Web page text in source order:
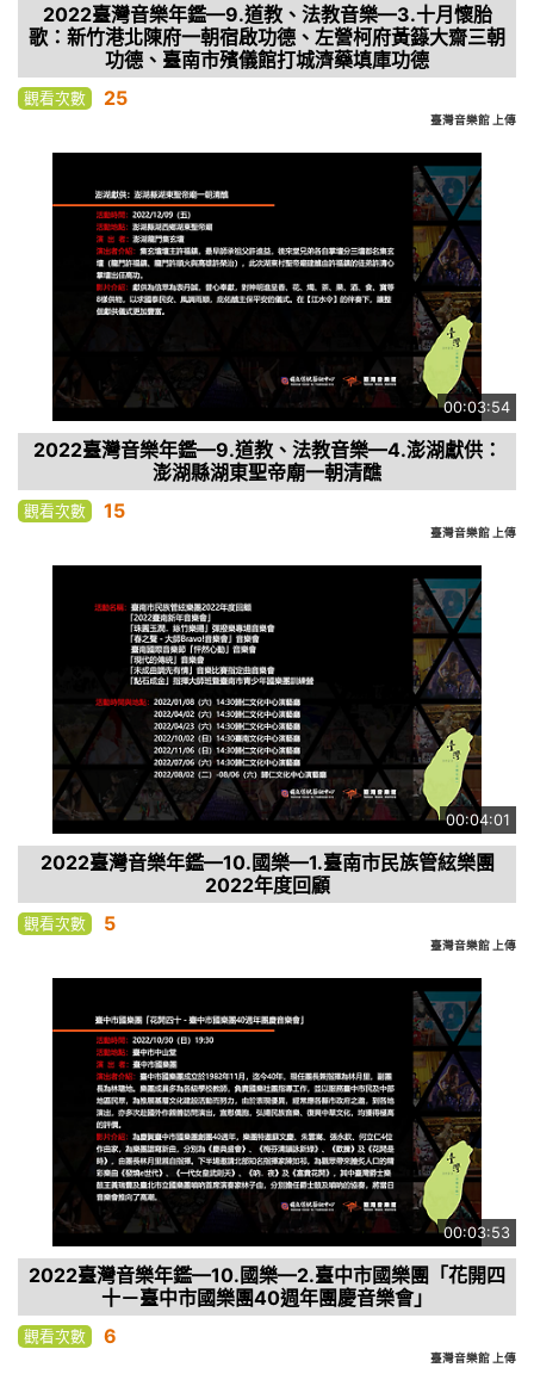
2022臺灣音樂年鑑—9.道教、法教音樂—3.十月懷胎
歌：新竹港北陳府一朝宿啟功德、左營柯府黃籙大齋三朝
功德、臺南市殯儀館打城濟藥填庫功德
觀看次數 25
臺灣音樂館 上傳
00:03:54
2022臺灣音樂年鑑—9.道教、法教音樂—4.澎湖獻供：
澎湖縣湖東聖帝廟一朝清醮
觀看次數 15
臺灣音樂館 上傳
00:04:01
2022臺灣音樂年鑑—10.國樂—1.臺南市民族管絃樂團
2022年度回顧
觀看次數 5
臺灣音樂館 上傳
00:03:53
2022臺灣音樂年鑑—10.國樂—2.臺中市國樂團「花開四
十－臺中市國樂團40週年團慶音樂會」
觀看次數 6
臺灣音樂館 上傳